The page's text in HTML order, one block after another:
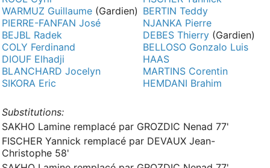
WARMUZ Guillaume (Gardien)
PIERRE-FANFAN José
BEJBL Radek
COLY Ferdinand
DIOUF Elhadji
BLANCHARD Jocelyn
SIKORA Eric
BERTIN Teddy
NJANKA Pierre
DEBES Thierry (Gardien)
BELLOSO Gonzalo Luis
HAAS
MARTINS Corentin
HEMDANI Brahim
Substitutions:
SAKHO Lamine remplacé par GROZDIC Nenad 77'
FISCHER Yannick remplacé par DEVAUX Jean-
Christophe 58'